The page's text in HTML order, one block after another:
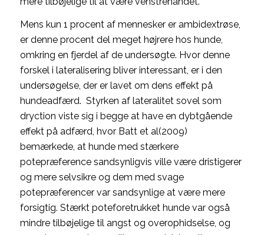
Mens kun 1 procent af mennesker er ambidextrøse,
er denne procent del meget højrere hos hunde,
omkring en fjerdel af de undersøgte. Hvor denne
forskel i lateralisering bliver interessant, er i den
undersøgelse, der er lavet om dens effekt på
hundeadfærd. Styrken af lateralitet sovel som
dryction viste sig i begge at have en dybtgående
effekt på adfærd, hvor Batt et al(2009)
bemærkede, at hunde med stærkere
potepræference sandsynligvis ville være dristigerer
og mere selvsikre og dem med svage
potepræferencer var sandsynlige at være mere
forsigtig. Stærkt poteforetrukket hunde var også
mindre tilbøjelige til angst og overophidselse, og